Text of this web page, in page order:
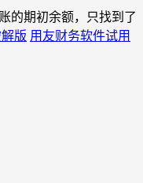
的期初余额，只找到了
版 用友财务软件试用